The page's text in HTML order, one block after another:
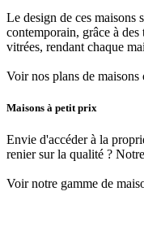
Le design de ces maisons
contemporain, grâce à
vitrées, rendant chaque
Voir nos plans de maisons
Maisons à petit prix
Envie d'accéder à la
renier sur la qualité ?
Voir notre gamme de